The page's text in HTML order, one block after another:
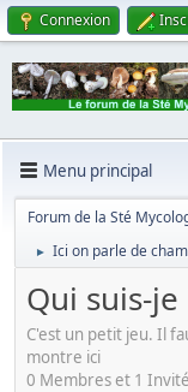
Connexion
Menu principal
Forum de la Sté
► Ici on parle de
Qui suis-je
C'est un petit jeu. Il
montre ici
0 Membres et 1